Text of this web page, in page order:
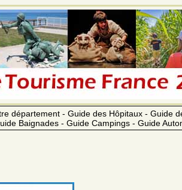
département - Guide des Hôpitaux - Guide
Baignades - Guide Campings - Guide